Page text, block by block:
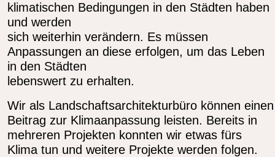
klimatischen Bedingungen in den Städten haben
und werden
sich weiterhin verändern. Es müssen
Anpassungen an diese erfolgen, um das Leben
in den Städten
lebenswert zu erhalten.
Wir als Landschaftsarchitekturbüro können einen
Beitrag zur Klimaanpassung leisten. Bereits in
mehreren Projekten konnten wir etwas fürs
Klima tun und weitere Projekte werden folgen.